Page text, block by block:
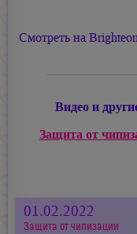
Смотреть на
Видео и
Защита от
01.02.2022
Защита от чипизации